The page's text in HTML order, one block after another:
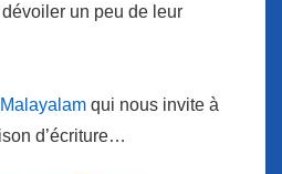
un peu de leur
Malayalam qui nous invite à
d’écriture…